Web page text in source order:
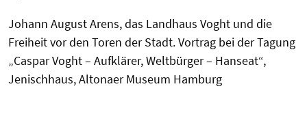
Johann August Arens, das Landhaus Voght und die
Freiheit vor den Toren der Stadt. Vortrag bei derTagung
„Caspar Voght – Aufklärer, Weltbürger – Hanseat“,
Jenischhaus, Altonaer Museum Hamburg